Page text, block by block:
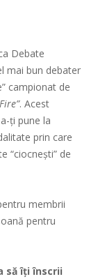
Debate
mai bun debater
campionat de
. Acest
ți pune la
prin care
“ciocnești” de
membrii
pentru
să îți înscrii